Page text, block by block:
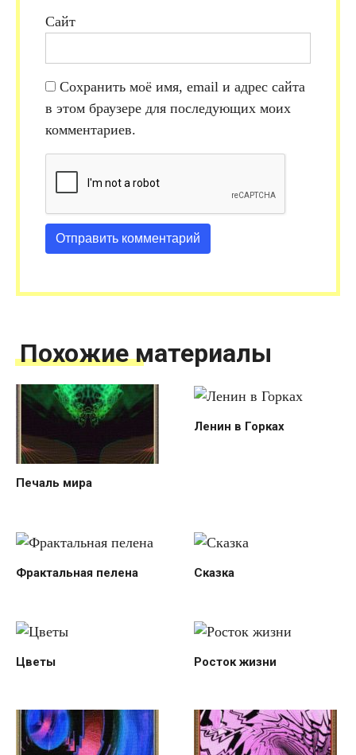
Сайт
Сохранить моё имя, email и адрес сайта
в этом браузере для последующих моих
комментариев.
Похожие материалы
Печаль мира
Ленин в Горках
Фрактальная пелена Сказка
Цветы Росток жизни